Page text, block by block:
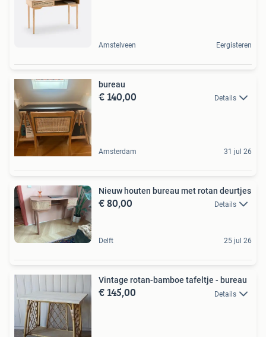
Amstelveen Eergisteren
bureau
€ 140,00 Details
Amsterdam 31 jul 26
Nieuw houten bureau met rotan deurtjes
€ 80,00 Details
Delft 25 jul 26
Vintage rotan-bamboe tafeltje - bureau
€ 145,00 Details